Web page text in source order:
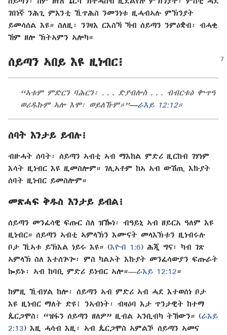
ገበነኛ ንሕጊ ምእንቲ ኺጥሕስ ንመንነቱ ዚሓብኣሉ ምኽንያት
ይመሳሰል እዩ። ስለዚ፡ ንገዛእ ርእስኻ ኻብ ሰይጣን ንምዕቋብ፡ ብሓቂ
ኸም ዘሎ ኽትኣምን ኣሎካ።
ሰይጣን ኣበይ እዩ ዚነብር፧
“ኣቱም ምድርን ባሕርን፡ . . . ድያብሎስ . . . ብብርቱዕ ቍጥዓ
ወሪዱኩም ኣሎ እሞ፡ ወይለኹም።”—ራእይ 12:12።
ሰባት እንታይ ይብሉ፧
ብዙሓት ሰባት፡ ሰይጣን ኣብቲ ኣብ ማእከል ምድሪ ዚርከብ ገሃነም
እሳት ዚነብር እዩ ዚመስሎም። ገሊኣቶም ከኣ ኣብ ውሽጢ እኩያት
ሰባት ዚነብር ይመስሎም።
መጽሓፍ ቅዱስ እንታይ ይብል፧
ሰይጣን መንፈሳዊ ፍጡር ስለ ዝዀነ፡ ብዓይኒ ኣብ ዘይርአ ዓለም እዩ
ዚነብር። ሰይጣን ኣብቲ ኣምላኽን እሙናት መላእኽቱን ዚነብሩሉ
ቦታ ኺኣቱ ይኽእል ነይሩ እዩ። (እዮብ 1:6) ሕጂ ግና፡ ካብ ገጽ
ኣምላኽ ስለ እተሰጕጐ፡ ምስ ካልኦት እኩያት መንፈሳውያን ፍጡራት
ኰይኑ፡ ኣብ ከባቢ ምድሪ ይነብር ኣሎ።—ራእይ 12:12።
ከምዚ ኺብሃል ከሎ፡ ሰይጣን ኣብ ምድሪ ኣብ ሓደ እተወሰነ ቦታ
እዩ ዚነብር ማለት ድዩ፧ ንኣብነት፡ ብዛዕባ እታ ጥንታዊት ከተማ
ጴርጋሞስ፡ “ዝፋን ሰይጣን ዘለዎ” ዚብል ኣንቢብካ ትኸውን። (ራእይ
2:13) እዚ ሓሳብ እዚ፡ ኣብ ጴርጋሞስ ኣምልኾ ሰይጣን ኣመና